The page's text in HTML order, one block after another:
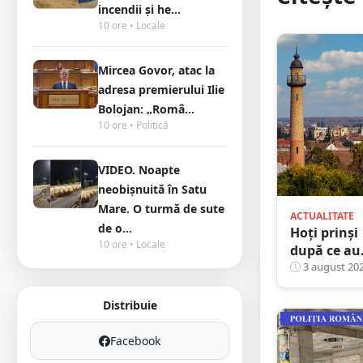
incendii și he...
10 ore • Locale
Mircea Govor, atac la
adresa premierului Ilie
Bolojan: „Româ...
10 ore • Politică
VIDEO. Noapte
neobișnuită în Satu
Mare. O turmă de sute
de o...
10 ore • Locale
Distribuie
Facebook
ACTUALITATE
Hoți prinși
după ce au
dat
lângă
Un
complicele
făcea de
3 august